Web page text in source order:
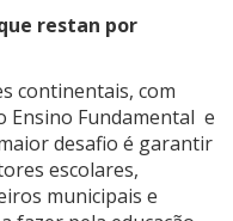
restan por
continentais, com
Ensino Fundamental e
desafio é garantir
escolares,
municipais e